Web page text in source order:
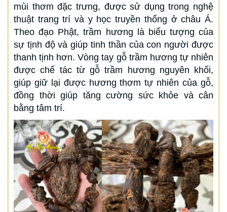
mùi thơm đặc trưng, được sử dụng trong nghệ
thuật trang trí và y học truyền thống ở châu Á.
Theo đạo Phật, trầm hương là biểu tượng của
sự tịnh độ và giúp tinh thần của con người được
thanh tịnh hơn. Vòng tay gỗ trầm hương tự nhiên
được chế tác từ gỗ trầm hương nguyên khối,
giúp giữ lại được hương thơm tự nhiên của gỗ,
đồng thời giúp tăng cường sức khỏe và cân
bằng tâm trí.